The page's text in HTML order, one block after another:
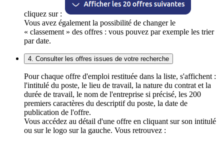
cliquez sur :
Vous avez également la possibilité de changer le
« classement » des offres : vous pouvez par exemple les trier
par date.
4. Consulter les offres issues de votre recherche
Pour chaque offre d'emploi restituée dans la liste, s'affichent :
l'intitulé du poste, le lieu de travail, la nature du contrat et la
durée de travail, le nom de l'entreprise si précisé, les 200
premiers caractères du descriptif du poste, la date de
publication de l'offre.
Vous accédez au détail d'une offre en cliquant sur son intitulé
ou sur le logo sur la gauche. Vous retrouvez :